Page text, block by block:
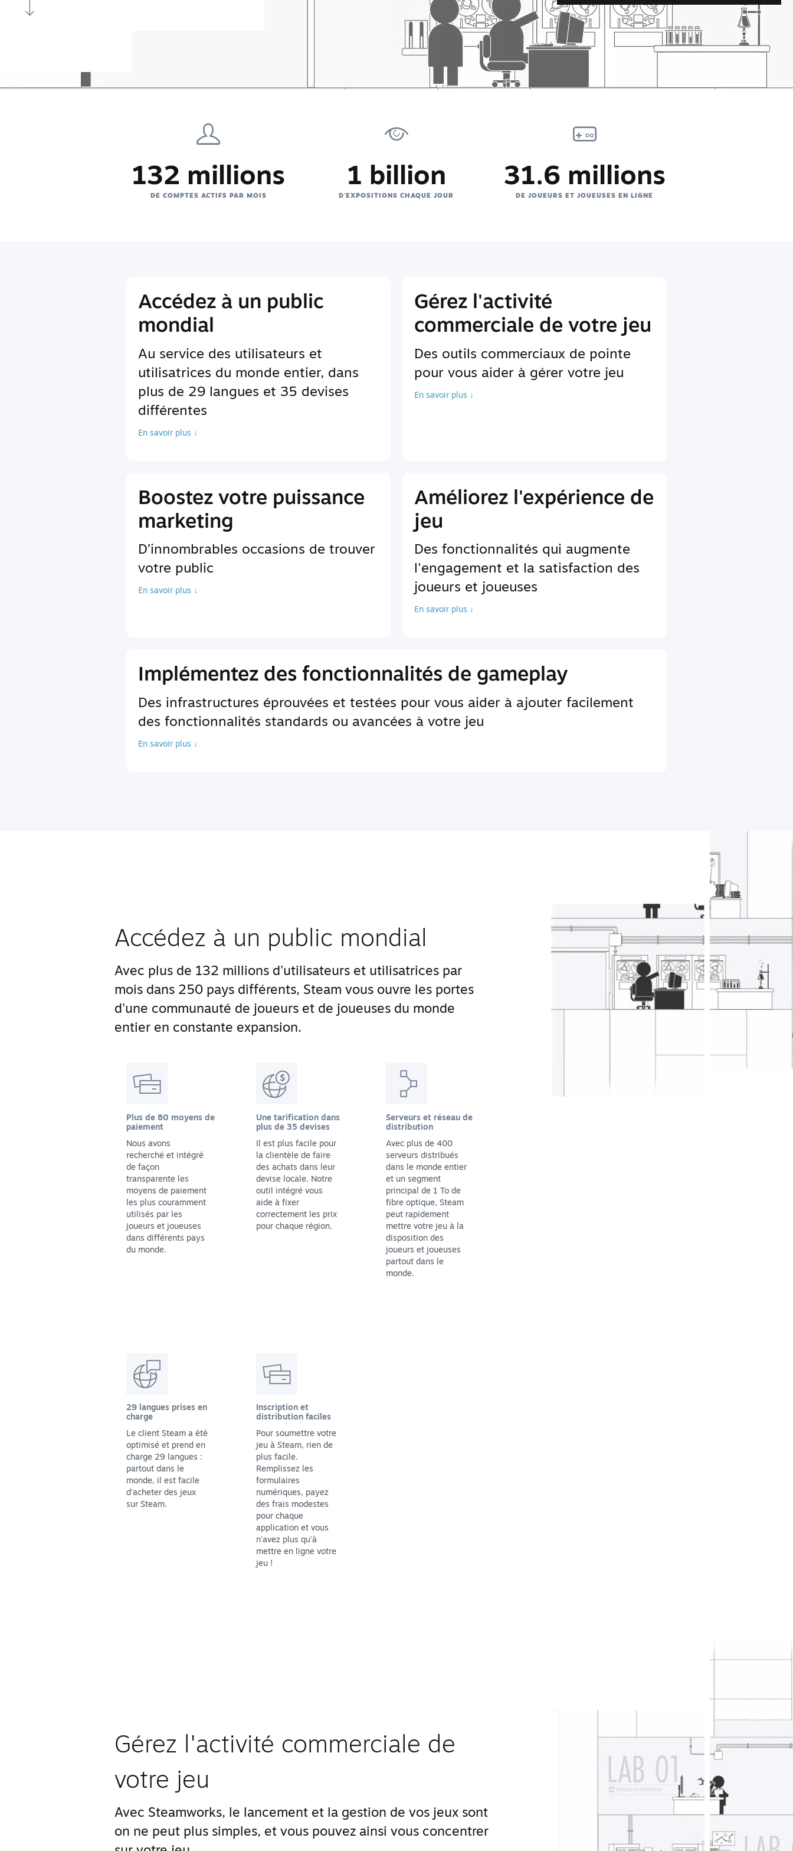
132 millions
DE COMPTES ACTIFS PAR MOIS
1 billion
D'EXPOSITIONS CHAQUE JOUR
31.6 millions
DE JOUEURS ET JOUEUSES EN LIGNE
Accédez à un public
mondial
Au service des utilisateurs et
utilisatrices du monde entier, dans
plus de 29 langues et 35 devises
différentes
En savoir plus ↓
Gérez l'activité
commerciale de votre jeu
Des outils commerciaux de pointe
pour vous aider à gérer votre jeu
En savoir plus ↓
Boostez votre puissance
marketing
D’innombrables occasions de trouver
votre public
En savoir plus ↓
Améliorez l'expérience de
jeu
Des fonctionnalités qui augmente
l'engagement et la satisfaction des
joueurs et joueuses
En savoir plus ↓
Implémentez des fonctionnalités de gameplay
Des infrastructures éprouvées et testées pour vous aider à ajouter facilement
des fonctionnalités standards ou avancées à votre jeu
En savoir plus ↓
Accédez à un public mondial
Avec plus de 132 millions d'utilisateurs et utilisatrices par
mois dans 250 pays différents, Steam vous ouvre les portes
d'une communauté de joueurs et de joueuses du monde
entier en constante expansion.
Plus de 80 moyens de
paiement
Nous avons
recherché et intégré
de façon
transparente les
moyens de paiement
les plus couramment
utilisés par les
joueurs et joueuses
dans différents pays
du monde.
Une tarification dans
plus de 35 devises
Il est plus facile pour
la clientèle de faire
des achats dans leur
devise locale. Notre
outil intégré vous
aide à fixer
correctement les prix
pour chaque région.
Serveurs et réseau de
distribution
Avec plus de 400
serveurs distribués
dans le monde entier
et un segment
principal de 1 To de
fibre optique, Steam
peut rapidement
mettre votre jeu à la
disposition des
joueurs et joueuses
partout dans le
monde.
29 langues prises en
charge
Le client Steam a été
optimisé et prend en
charge 29 langues :
partout dans le
monde, il est facile
d'acheter des jeux
sur Steam.
Inscription et
distribution faciles
Pour soumettre votre
jeu à Steam, rien de
plus facile.
Remplissez les
formulaires
numériques, payez
des frais modestes
pour chaque
application et vous
n'avez plus qu'à
mettre en ligne votre
jeu !
Gérez l'activité commerciale de
votre jeu
Avec Steamworks, le lancement et la gestion de vos jeux sont
on ne peut plus simples, et vous pouvez ainsi vous concentrer